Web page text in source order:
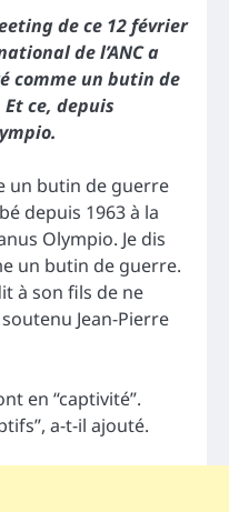
de ce 12 février
de l’ANC a
comme un butin de
ce, depuis
un butin de guerre
depuis 1963 à la
Olympio. Je dis
un butin de guerre.
à son fils de ne
Jean-Pierre
en “captivité”.
a-t-il ajouté.